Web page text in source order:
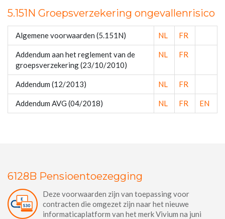
5.151N Groepsverzekering ongevallenrisico
Algemene voorwaarden (5.151N) NL FR
Addendum aan het reglement van de
groepsverzekering (23/10/2010)
NL FR
Addendum (12/2013) NL FR
Addendum AVG (04/2018) NL FR EN
6128B Pensioentoezegging
Deze voorwaarden zijn van toepassing voor
contracten die omgezet zijn naar het nieuwe
informaticaplatform van het merk Vivium na juni